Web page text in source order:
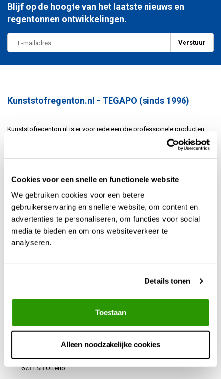
Cookies voor een snelle en functionele website
We gebruiken cookies voor een betere
gebruikerservaring en snellere website, om content en
advertenties te personaliseren, om functies voor social
media te bieden en om ons websiteverkeer te
analyseren.
Details tonen
Toestaan
Alleen noodzakelijke cookies
Blijf op de hoogte van het laatste nieuws en
regentonnen ontwikkelingen.
Verstuur
Kunststofregenton.nl - TEGAPO (sinds 1996)
Kunststofregenton.nl is er voor iedereen die professionele producten
zoekt – van bedrijven tot vakmensen en serieuze doe-het-zelvers.
Bestellen doe je eenvoudig via de webshop, met snelle en betrouwbare
TEGAPO Kunststofregenton.nl
6731 SB Otterlo